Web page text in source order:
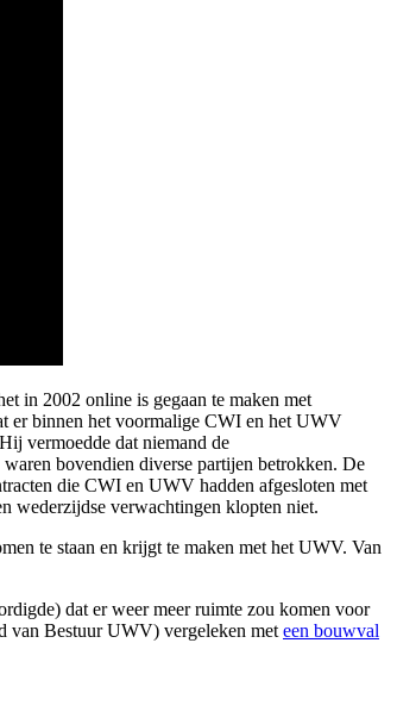
in 2002 online is gegaan te maken met
er binnen het voormalige CWI en het UWV
vermoedde dat niemand de
bovendien diverse partijen betrokken. De
die CWI en UWV hadden afgesloten met
wederzijdse verwachtingen klopten niet.
te staan en krijgt te maken met het UWV. Van
dat er weer meer ruimte zou komen voor
van Bestuur UWV) vergeleken met een bouwval